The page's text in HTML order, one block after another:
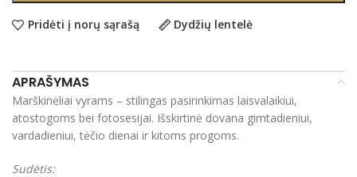
Pridėti į norų sąrašą Dydžių lentelė
APRAŠYMAS
Marškinėliai vyrams – stilingas pasirinkimas laisvalaikiui,
atostogoms bei fotosesijai. Išskirtinė dovana gimtadieniui,
vardadieniui, tėčio dienai ir kitoms progoms.
Sudėtis: